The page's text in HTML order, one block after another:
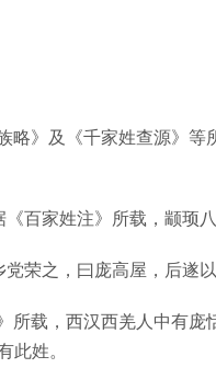
略》及《千家姓查源》
百家姓注》所载，颛顼
荣之，曰庞高屋，后遂以
所载，西汉西羌人中有
姓。